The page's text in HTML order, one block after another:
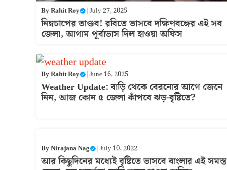
ByRahit Roy |July 27, 2025
নিম্নচাপের তাণ্ডব! রবিতে ভাসবে দক্ষিণবঙ্গের এই সব
জেলা, আগাম পূর্বাভাস দিল হাওয়া অফিস
ByRahit Roy |June 16, 2025
Weather Update: বাড়ি থেকে বেরনোর আগে জেনে
নিন, আজ কোন ৫ জেলা কাঁপবে ঝড়-বৃষ্টিতে?
ByNirajana Nag |July 10, 2022
আর কিছুদিনের মধ্যেই বৃষ্টিতে ভাসবে বাংলার এই সমস্ত